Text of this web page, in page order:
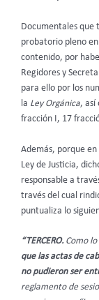
Documentales que
probatorio pleno
contenido, por
Regidores y
para ello por los
la Ley Orgánica, así
fracción I, 17
Además, porque
Ley de Justicia,
responsable a
través del cual
puntualiza lo
“TERCERO.Como lo
que las actas de
no pudieron ser
reglamento de